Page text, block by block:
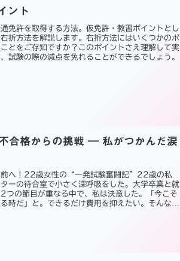
ント
免許を取得する方法。仮免許・教習ポイントとし
折方法を解説します。右折方法にはいくつかのポ
とをご存知ですか？このポイントさえ理解して実
試験の際の減点を免れることができるでしょう。
合格からの挑戦 ― 私がつかんだ涙
前へ！22歳女性の“一発試験奮闘記”22歳の私
ーの待合室で小さく深呼吸をした。大学卒業と就
つの節目が重なる中で、私は決意した。「今こそ
時だ」と。できるだけ費用を抑えたい。そんな思